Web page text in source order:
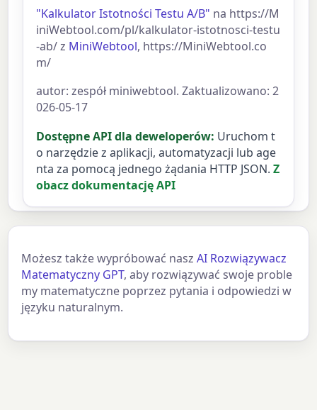
"Kalkulator Istotności Testu A/B" na https://M
iniWebtool.com/pl/kalkulator-istotnosci-testu
-ab/ z MiniWebtool, https://MiniWebtool.co
m/
autor: zespół miniwebtool. Zaktualizowano: 2
026-05-17
Dostępne API dla deweloperów: Uruchom t
o narzędzie z aplikacji, automatyzacji lub age
nta za pomocą jednego żądania HTTP JSON. Z
obacz dokumentację API
Możesz także wypróbować naszAI Rozwiązywacz
Matematyczny GPT, aby rozwiązywać swoje proble
my matematyczne poprzez pytania i odpowiedzi w
języku naturalnym.